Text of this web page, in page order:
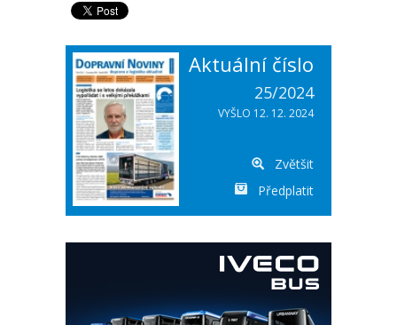
Aktuální číslo
25/2024
VYŠLO 12. 12. 2024
Zvětšit
Předplatit